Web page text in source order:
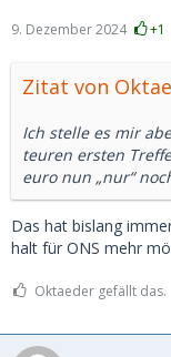
9. Dezember 2024 +1
Zitat von
Ich stelle es mir
teuren ersten
euro nun „nur“
Das hat bislang
halt für ONS mehr
Oktaeder gefällt das.